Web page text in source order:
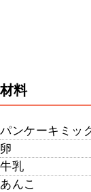
材料
パンケーキミッ
卵
牛乳
あんこ